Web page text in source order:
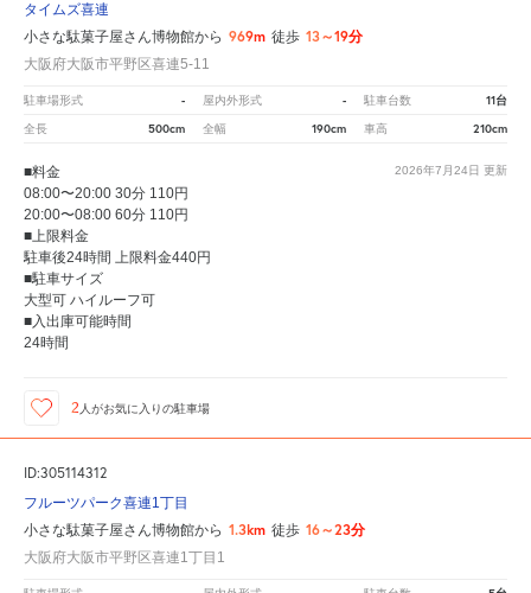
タイムズ喜連
小さな駄菓子屋さん博物館から 969m 徒歩 13～19分
大阪府大阪市平野区喜連5-11
駐車場形式 - 屋内外形式 - 駐車台数 11台
全長 500cm 全幅 190cm 車高 210cm
2026年7月24日 更新
■料金
08:00〜20:00 30分 110円
20:00〜08:00 60分 110円
■上限料金
駐車後24時間 上限料金440円
■駐車サイズ
大型可 ハイルーフ可
■入出庫可能時間
24時間
2 人がお気に入りの駐車場
ID:305114312
フルーツパーク喜連1丁目
小さな駄菓子屋さん博物館から 1.3km 徒歩 16～23分
大阪府大阪市平野区喜連1丁目1